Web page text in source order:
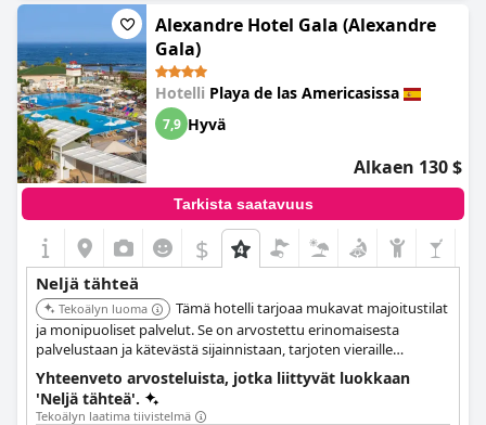
Alexandre Hotel Gala (Alexandre
Gala)
Hotelli Playa de las Americasissa
7,9 Hyvä
Alkaen 130 $
Tarkista saatavuus
$
Neljä tähteä
Tekoälyn luoma
Tämä hotelli tarjoaa mukavat majoitustilat
ja monipuoliset palvelut. Se on arvostettu erinomaisesta
palvelustaan ja kätevästä sijainnistaan, tarjoten vieraille
miellyttävän ja nautinnollisen oleskelun.
Yhteenveto arvosteluista, jotka liittyvät luokkaan
'Neljä tähteä'.
Tekoälyn laatima tiivistelmä